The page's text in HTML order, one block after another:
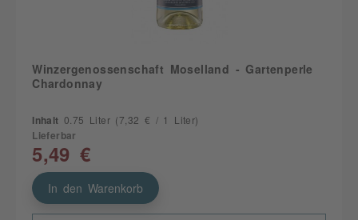
Winzergenossenschaft Moselland - Gartenperle
Chardonnay
Inhalt 0.75 Liter (7,32 € / 1 Liter)
Lieferbar
5,49 €
In den Warenkorb